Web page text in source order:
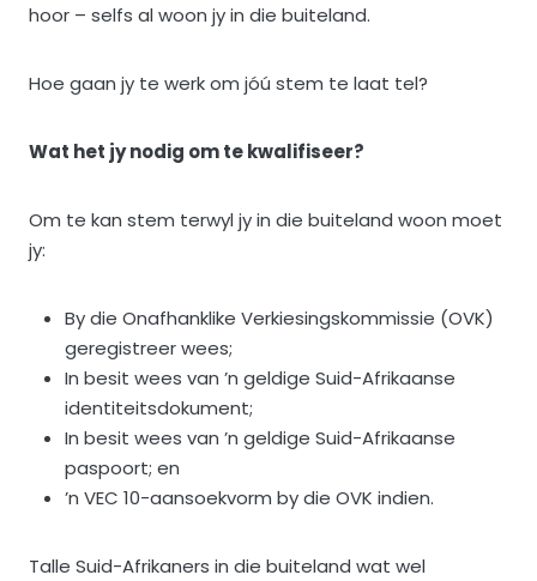
hoor – selfs al woon jy in die buiteland.
Hoe gaan jy te werk om jóú stem te laat tel?
Wat het jy nodig om te kwalifiseer?
Om te kan stem terwyl jy in die buiteland woon moet
jy:
By die Onafhanklike Verkiesingskommissie (OVK)
geregistreer wees;
In besit wees van ’n geldige Suid-Afrikaanse
identiteitsdokument;
In besit wees van ’n geldige Suid-Afrikaanse
paspoort; en
’n VEC 10-aansoekvorm by die OVK indien.
Talle Suid-Afrikaners in die buiteland wat wel